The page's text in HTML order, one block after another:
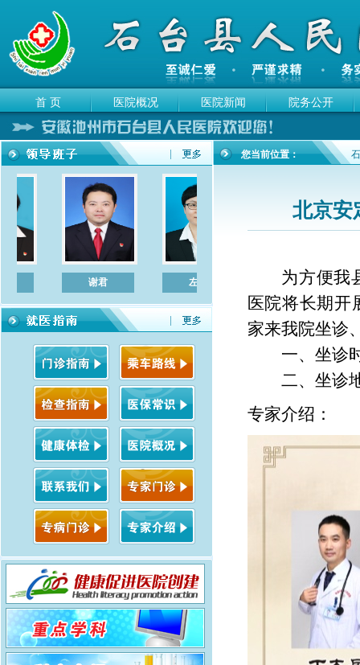
首 页 医院概况 医院新闻 院务公开
谢君 左敏 陈立宏
您当前位置：
北京安
为方便我
医院将长期开
家来我院坐诊
一、坐诊
二、坐诊
专家介绍：